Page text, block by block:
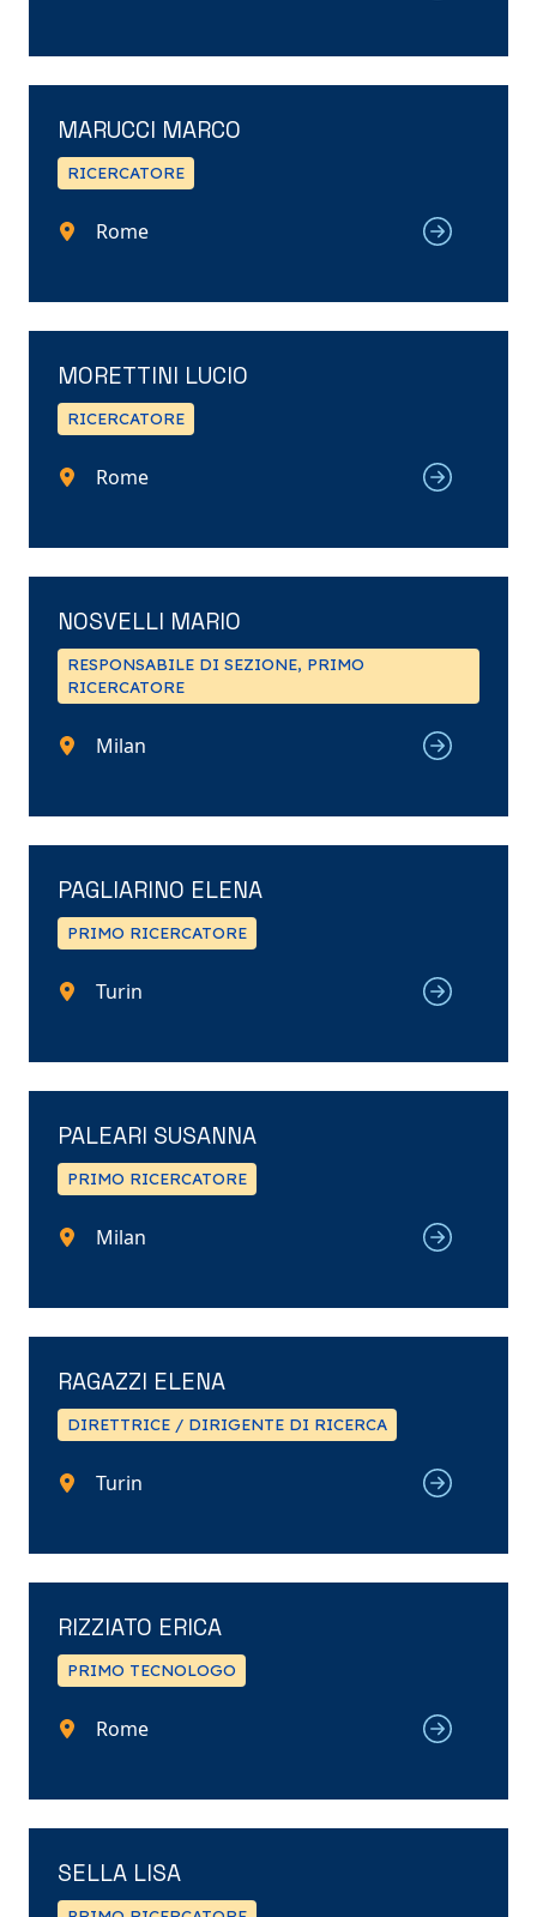
MARUCCI MARCO
RICERCATORE
Rome
MORETTINI LUCIO
RICERCATORE
Rome
NOSVELLI MARIO
RESPONSABILE DI SEZIONE, PRIMO
RICERCATORE
Milan
PAGLIARINO ELENA
PRIMO RICERCATORE
Turin
PALEARI SUSANNA
PRIMO RICERCATORE
Milan
RAGAZZI ELENA
DIRETTRICE / DIRIGENTE DI RICERCA
Turin
RIZZIATO ERICA
PRIMO TECNOLOGO
Rome
SELLA LISA